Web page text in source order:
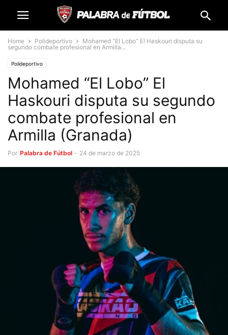
Home Polideportivo
Mohamed “El Lobo” El Haskouri disputa su
segundo combate profesional en Armilla...
Polideportivo
Mohamed “El Lobo” El
Haskouri disputa su segundo
combate profesional en
Armilla (Granada)
Por Palabra de Fútbol - 24 de marzo de 2025